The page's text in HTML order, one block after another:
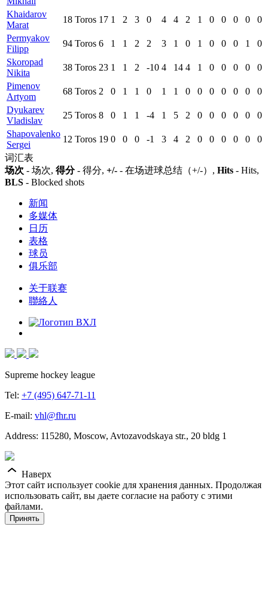
Khaidarov
Marat
18 Toros 17 1 2 3 0 4 4 2 1 0 0 0 0
0
Permyakov
Filipp
94 Toros 6 1 1 2 2 3 1 0 1 0 0 0 1
0
Skoropad
Nikita
38 Toros 23 1 1 2 -10 4 14 4 1 0 0 0 0
0
Pimenov
Artyom
68 Toros 2 0 1 1 0 1 1 0 0 0 0 0 0
0
Dyukarev
Vladislav
25 Toros 8 0 1 1 -4 1 5 2 0 0 0 0 0
0
Shapovalenko
Sergei
12 Toros 19 0 0 0 -1 3 4 2 0 0 0 0 0
0
词汇表
场次 - 场次, 得分- 得分, +/- - 在场进球总结（+/-）, Hits - Hits,
BLS - Blocked shots
新闻
多媒体
日历
表格
球员
俱乐部
关于联赛
聯絡人
Supreme hockey league
Tel: +7 (495) 647-71-11
E-mail: vhl@fhr.ru
Address: 115280, Moscow, Avtozavodskaya str., 20 bldg 1
Наверх
Этот сайт использует cookie для хранения данных. Продолжая
использовать сайт, вы даете согласие на работу с этими
файлами.
Принять